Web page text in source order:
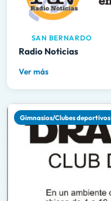
SAN BERNARDO
Radio Noticias
Ver más
Gimnasios/Clubes deportivos